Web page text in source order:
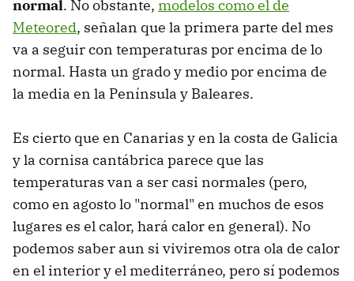
normal. No obstante, modelos como el de
Meteored, señalan que la primera parte del mes
va a seguir con temperaturas por encima de lo
normal. Hasta un grado y medio por encima de
la media en la Península y Baleares.
Es cierto que en Canarias y en la costa de Galicia
y la cornisa cantábrica parece que las
temperaturas van a ser casi normales (pero,
como en agosto lo "normal" en muchos de esos
lugares es el calor, hará calor en general). No
podemos saber aun si viviremos otra ola de calor
en el interior y el mediterráneo, pero sí podemos